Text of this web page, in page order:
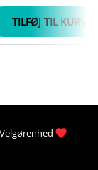
TILFØJ TIL KURV
Velgørenhed